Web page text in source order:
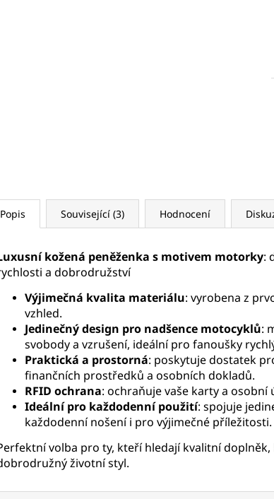
Popis Související (3) Hodnocení
kožená peněženka s motivem motorky:
a dobrodružství
Výjimečná kvalita materiálu: vyrobena z
vzhled.
Jedinečný design pro nadšence motocyklů:
svobody a vzrušení, ideální pro fanoušky
Praktická a prostorná: poskytuje dostatek
finančních prostředků a osobních dokladů.
RFID ochrana: ochraňuje vaše karty a
Ideální pro každodenní použití: spojuje
každodenní nošení i pro výjimečné příležitosti.
volba pro ty, kteří hledají kvalitní
životní styl.